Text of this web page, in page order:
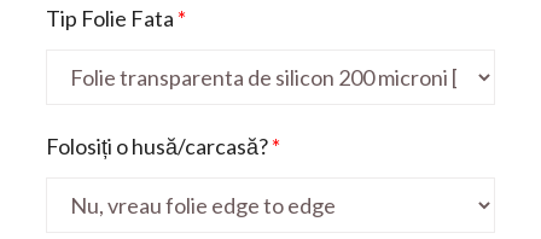
Tip Folie Fata *
Folosiți o husă/carcasă?*